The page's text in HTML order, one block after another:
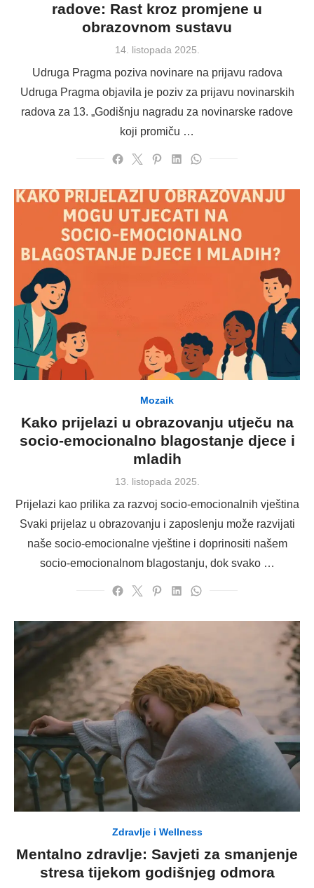
radove: Rast kroz promjene u
obrazovnom sustavu
Posted
14. listopada 2025.
Udruga Pragma poziva novinare na prijavu radova
Udruga Pragma objavila je poziv za prijavu novinarskih
radova za 13. „Godišnju nagradu za novinarske radove
koji promiču …
Mozaik
Kako prijelazi u obrazovanju utječu na
socio-emocionalno blagostanje djece i
mladih
Posted
13. listopada 2025.
Prijelazi kao prilika za razvoj socio-emocionalnih vještina
Svaki prijelaz u obrazovanju i zaposlenju može razvijati
naše socio-emocionalne vještine i doprinositi našem
socio-emocionalnom blagostanju, dok svako …
Zdravlje i Wellness
Mentalno zdravlje: Savjeti za smanjenje
stresa tijekom godišnjeg odmora